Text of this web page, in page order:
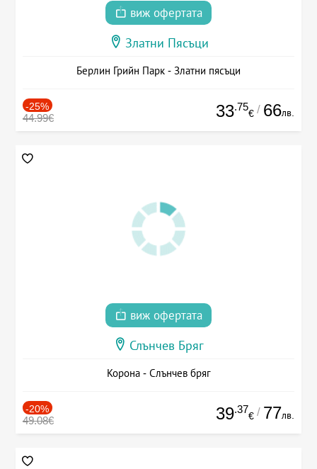
виж офертата
Златни Пясъци
Берлин Грийн Парк - Златни пясъци
-25%
44.99€ 33.75
€ / 66лв.
виж офертата
Слънчев Бряг
Корона - Слънчев бряг
-20%
49.08€ 39.37
€ / 77лв.